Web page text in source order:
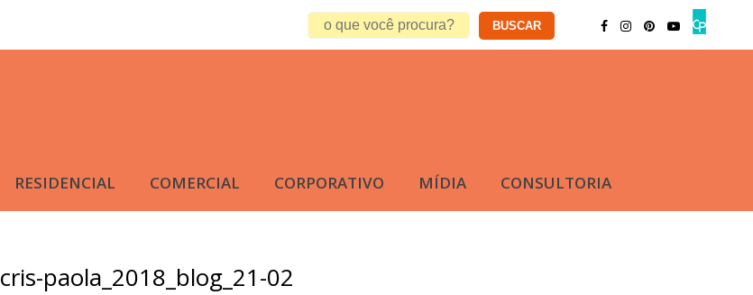
RESIDENCIAL COMERCIAL CORPORATIVO MÍDIA
CONSULTORIA
cris-paola_2018_blog_21-02